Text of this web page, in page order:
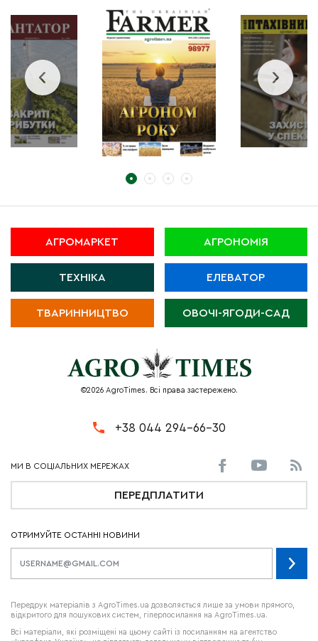
АГРОМАРКЕТ АГРОНОМІЯ
ТЕХНІКА ЕЛЕВАТОР
ТВАРИННИЦТВО ОВОЧІ-ЯГОДИ-САД
©2026 AgroTimes. Всі права застережено.
+38 044 294-66-30
ПЕРЕДПЛАТИТИ
ОТРИМУЙТЕ ОСТАННІ НОВИНИ
Передрук матеріалів з AgroTimes.ua дозволяється лише за умови прямого,
відкритого для пошукових систем, гіперпосилання на AgroTimes.ua.
Всі матеріали, які розміщені на цьому сайті із посиланням на агентство